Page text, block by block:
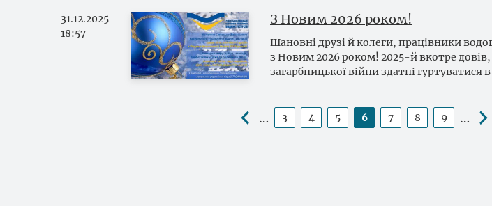
31.12.2025
18:57
З Новим 2026 роком!
Шановні друзі й колеги, працівники
з Новим 2026 роком! 2025-й вкотре
загарбницької війни здатні гуртуватися
… Сторінка
3 Сторінка
4 Сторінка
5
Поточна
6 Сторінка
7 Сторінка
8 Сторінка
9 …